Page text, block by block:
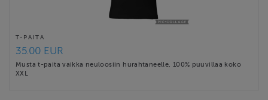
T-PAITA
35.00 EUR
Musta t-paita vaikka neuloosiin hurahtaneelle, 100% puuvillaa koko
XXL